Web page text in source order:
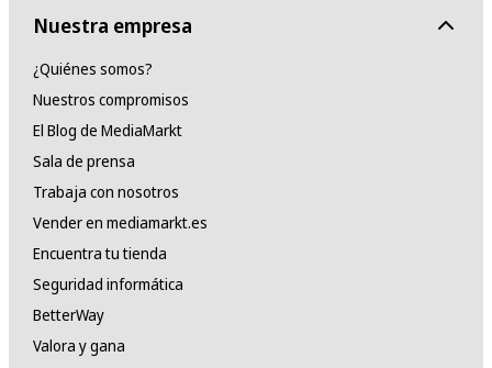
Nuestra empresa
¿Quiénes somos?
Nuestros compromisos
El Blog de MediaMarkt
Sala de prensa
Trabaja con nosotros
Vender en mediamarkt.es
Encuentra tu tienda
Seguridad informática
BetterWay
Valora y gana